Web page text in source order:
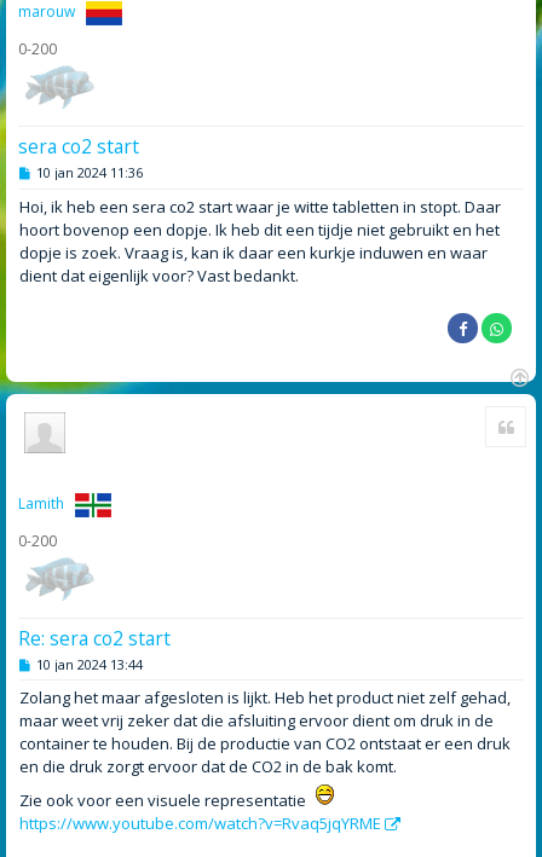
marouw
0-200
sera co2 start
B
r
i
c
h
10 jan 2024 11:36
Hoi, ik heb een sera co2 start waar je witte tabletten in stopt. Daar
hoort bovenop een dopje. Ik heb dit een tijdje niet gebruikt en het
dopje is zoek. Vraag is, kan ik daar een kurkje induwen en waar
dient dat eigenlijk voor? Vast bedankt.
O
Lamith
0-200
Re: sera co2 start
B
r
i
c
h
10 jan 2024 13:44
Zolang het maar afgesloten is lijkt. Heb het product niet zelf gehad,
maar weet vrij zeker dat die afsluiting ervoor dient om druk in de
container te houden. Bij de productie van CO2 ontstaat er een druk
en die druk zorgt ervoor dat de CO2 in de bak komt.
Zie ook voor een visuele representatie
https://www.youtube.com/watch?v=Rvaq5jqYRME